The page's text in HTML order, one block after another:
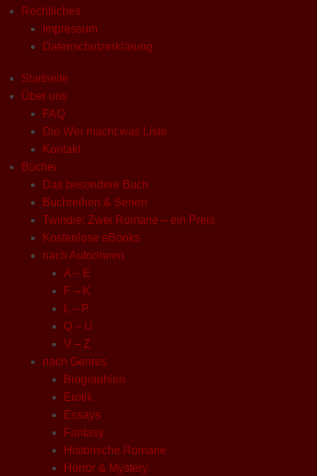
Rechtliches
Impressum
Datenschutzerklärung
Startseite
Über uns
FAQ
Die Wer macht was Liste
Kontakt
Bücher
Das besondere Buch
Buchreihen & Serien
Twindie: Zwei Romane – ein Preis
Kostenlose eBooks
nach AutorInnen
A – E
F – K
L – P
Q – U
V – Z
nach Genres
Biographien
Erotik
Essays
Fantasy
Historische Romane
Horror & Mystery